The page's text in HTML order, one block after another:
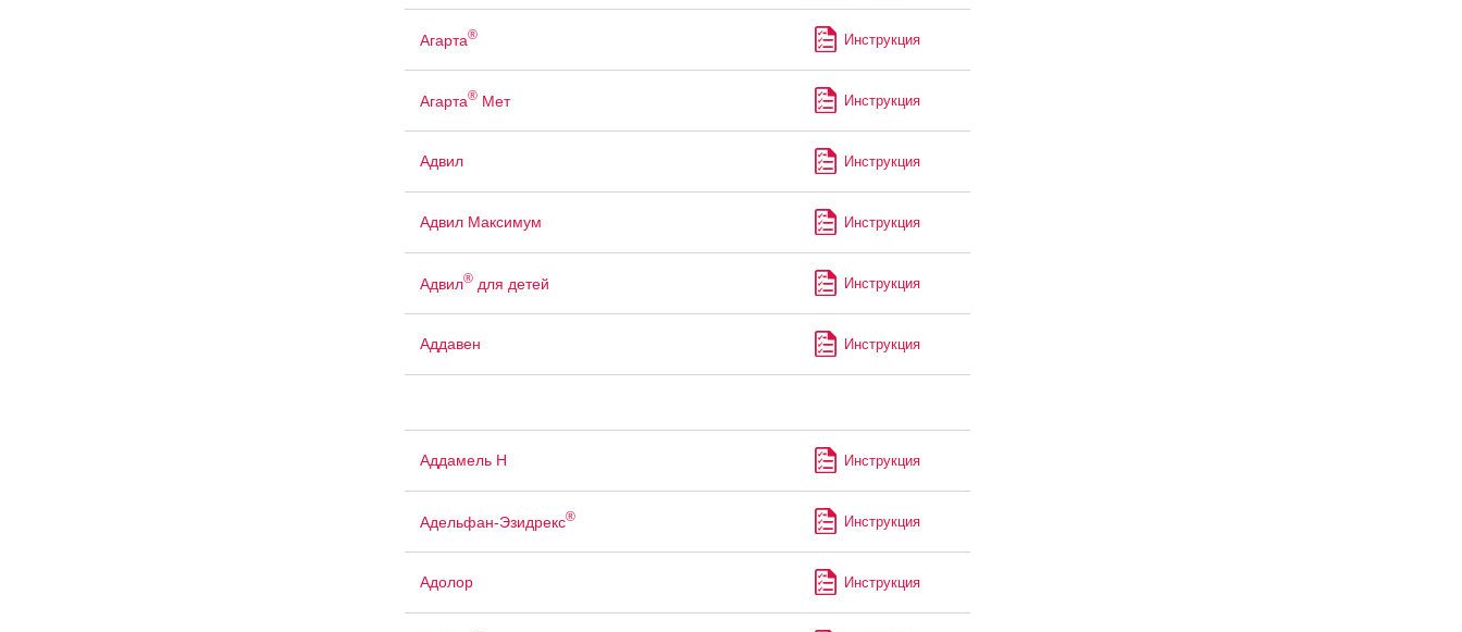
Агарта® Инструкция
Агарта®Мет Инструкция
Адвил Инструкция
Адвил Максимум Инструкция
Адвил®для детей Инструкция
Аддавен Инструкция
Аддамель Н Инструкция
Адельфан-Эзидрекс® Инструкция
Адолор Инструкция